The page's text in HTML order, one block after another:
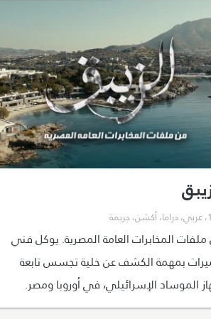
،عربي،دراما،أكشن،جريمة
المخابرات العامة المصرية. يوكل فني
بمهمة الكشف عن خلية تجسس تابعة
الموساد الإسرائيلي، في أوروبا ومصر.